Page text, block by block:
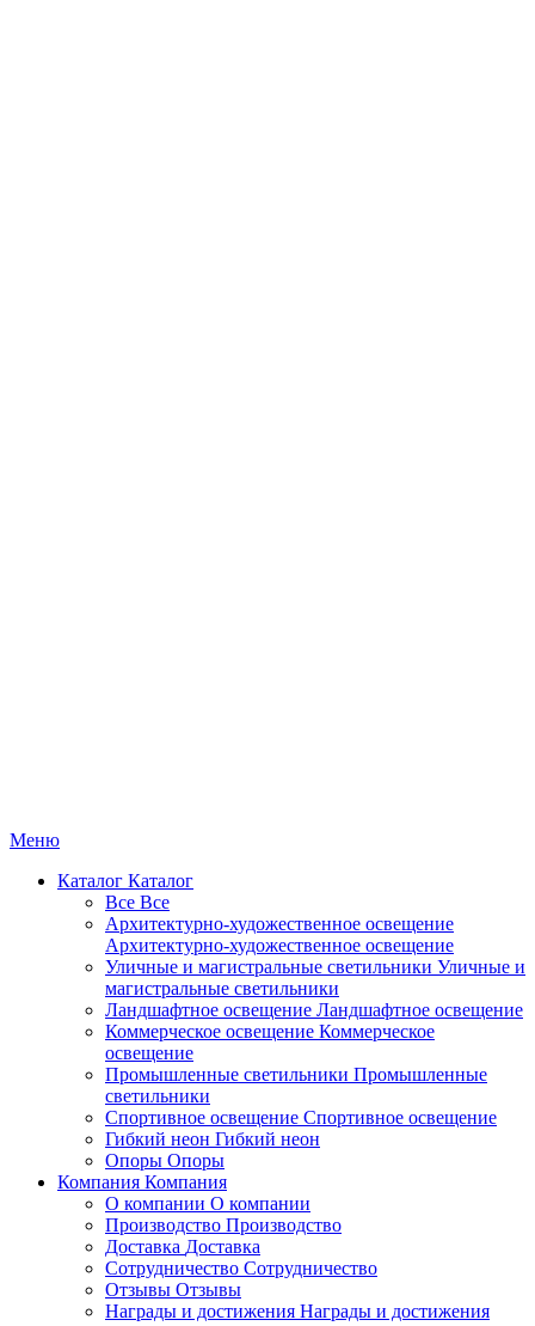
Меню
Каталог Каталог
Все Все
Архитектурно-художественное освещение
Архитектурно-художественное освещение
Уличные и магистральные светильники Уличные и
магистральные светильники
Ландшафтное освещение Ландшафтное освещение
Коммерческое освещение Коммерческое
освещение
Промышленные светильники Промышленные
светильники
Спортивное освещение Спортивное освещение
Гибкий неон Гибкий неон
Опоры Опоры
Компания Компания
О компании О компании
Производство Производство
Доставка Доставка
Сотрудничество Сотрудничество
Отзывы Отзывы
Награды и достижения Награды и достижения